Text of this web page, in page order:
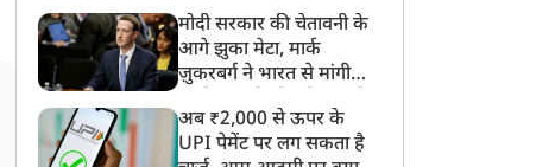
मोदी सरकार की चेतावनी के
आगे झुका मेटा, मार्क
ज़ुकरबर्ग ने भारत से मांगी
अब ₹2,000 से ऊपर के
UPI पेमेंट पर लग सकता है